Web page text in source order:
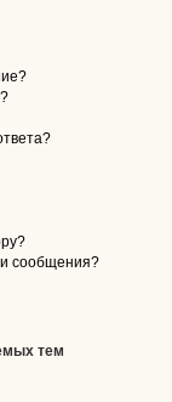
сообщения?
тем